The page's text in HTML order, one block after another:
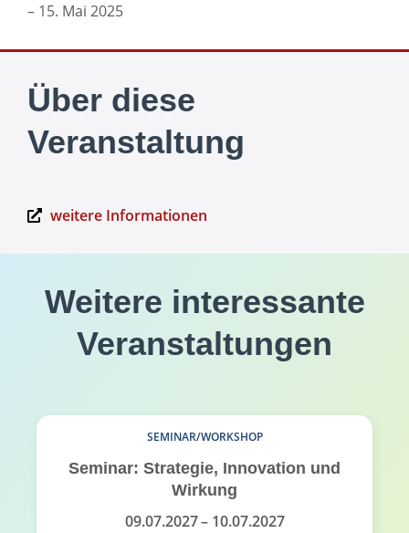
– 15. Mai 2025
Über diese
Veranstaltung
weitere Informationen
Weitere interessante
Veranstaltungen
SEMINAR/WORKSHOP
Seminar: Strategie, Innovation und
Wirkung
09.07.2027– 10.07.2027